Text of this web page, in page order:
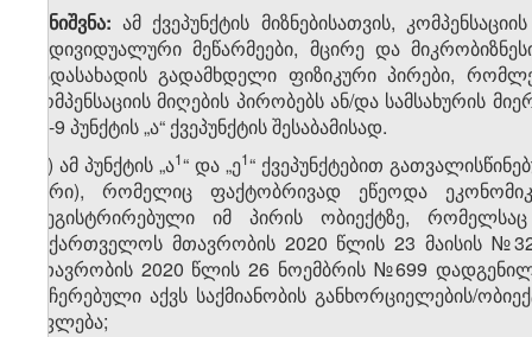
შენიშვნა: ამ ქვეპუნქტის მიზნებისათვის,
ინდივიდუალური მეწარმეები, მცირე და
გადასახადის გადამხდელი ფიზიკური პირები,
კომპენსაციის მიღების პირობებს ან/და სამსახურის
მე-9 პუნქტის „ა“ ქვეპუნქტის შესაბამისად.
) ამ პუნქტის „ა​1“ და „ე​1“ ქვეპუნქტებით
პირი), რომელიც ფაქტობრივად ეწეოდა
რეგისტრირებული იმ პირის ობიექტზე, რომელსაც
საქართველოს მთავრობის 2020 წლის 23 მაისის
მთავრობის 2020 წლის 26 ნოემბრის №699
შეჩერებული აქვს საქმიანობის განხორციელების/
უფლება;